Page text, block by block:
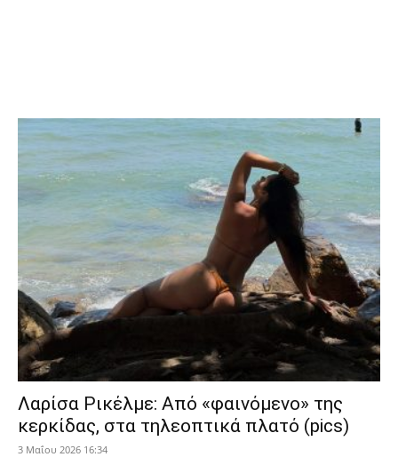
Λαρίσα Ρικέλμε: Από «φαινόμενο» της
κερκίδας, στα τηλεοπτικά πλατό (pics)
3 Μαΐου 2026 16:34